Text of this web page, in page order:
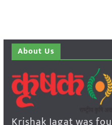
About Us